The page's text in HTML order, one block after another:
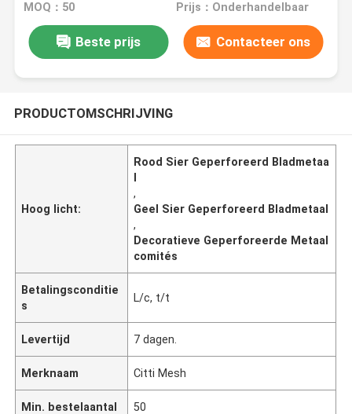
MOQ：50 Prijs：Onderhandelbaar
Beste prijs Contacteer ons
PRODUCTOMSCHRIJVING
Hoog licht:
Rood Sier Geperforeerd Bladmetaa
l
,
Geel Sier Geperforeerd Bladmetaal
,
Decoratieve Geperforeerde Metaal
comités
Betalingsconditie
s
L/c, t/t
Levertijd 7 dagen.
Merknaam Citti Mesh
Min. bestelaantal 50